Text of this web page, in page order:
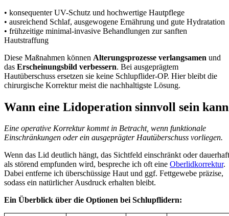
• konsequenter UV-Schutz und hochwertige Hautpflege
• ausreichend Schlaf, ausgewogene Ernährung und gute Hydratation
• frühzeitige minimal-invasive Behandlungen zur sanften
Hautstraffung
Diese Maßnahmen können Alterungsprozesse verlangsamen und
das Erscheinungsbild verbessern. Bei ausgeprägtem
Hautüberschuss ersetzen sie keine Schlupflider-OP. Hier bleibt die
chirurgische Korrektur meist die nachhaltigste Lösung.
Wann eine Lidoperation sinnvoll sein kann
Eine operative Korrektur kommt in Betracht, wenn funktionale
Einschränkungen oder ein ausgeprägter Hautüberschuss vorliegen.
Wenn das Lid deutlich hängt, das Sichtfeld einschränkt oder dauerhaft
als störend empfunden wird, bespreche ich oft eine Oberlidkorrektur.
Dabei entferne ich überschüssige Haut und ggf. Fettgewebe präzise,
sodass ein natürlicher Ausdruck erhalten bleibt.
Ein Überblick über die Optionen bei Schlupflidern: